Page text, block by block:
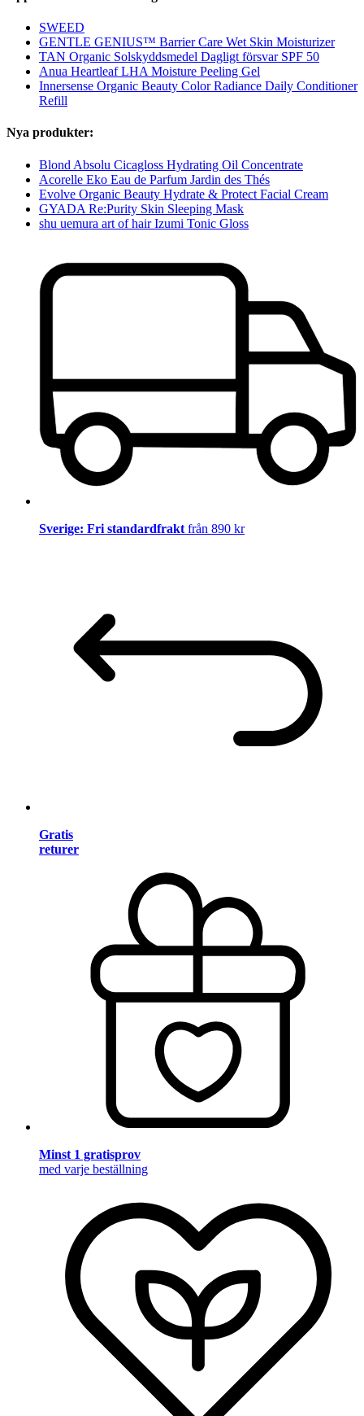
SWEED
GENTLE GENIUS™ Barrier Care Wet Skin Moisturizer
TAN Organic Solskyddsmedel Dagligt försvar SPF 50
Anua Heartleaf LHA Moisture Peeling Gel
Innersense Organic Beauty Color Radiance Daily Conditioner
Refill
Nya produkter:
Blond Absolu Cicagloss Hydrating Oil Concentrate
Acorelle Eko Eau de Parfum Jardin des Thés
Evolve Organic Beauty Hydrate & Protect Facial Cream
GYADA Re:Purity Skin Sleeping Mask
shu uemura art of hair Izumi Tonic Gloss
Sverige: Fri standardfrakt från 890 kr
Gratis
returer
Minst 1 gratisprov
med varje beställning